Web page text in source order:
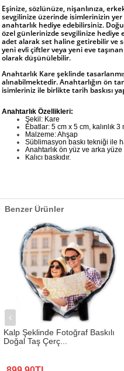
Eşinize, sözlünüze, nişanlınıza,
sevgilinize üzerinde isimlerinizin
anahtarlık hediye edebilirsiniz.
özel günlerinizde sevgilinize hediye
adet alarak set haline getirebilir ve
yeni evli çiftler veya yeni eve
olarak düşünülebilir.
Anahtarlık Kare şeklinde
alınabilmektedir. Anahtarlığın ön
isimleriniz ile birlikte tarih baskısı
Anahtarlık Özellikleri:
Şekil: Kare
Ebatlar: 5 cm x 5 cm, kalınlık 3
Malzeme: Ahşap
Süblimasyon baskı tekniği ile
Anahtarlık ön yüz ve arka yüze
Kalıcı baskıdır.
Benzer Ürünler
Kalp Şeklinde Fotoğraf Baskılı
Doğal Taş Çerç...